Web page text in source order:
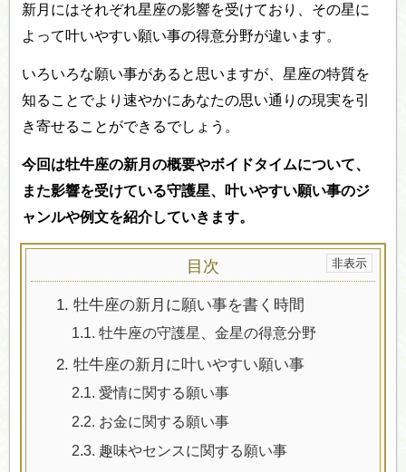
新月にはそれぞれ星座の影響を受けており、その星に
よって叶いやすい願い事の得意分野が違います。
いろいろな願い事があると思いますが、星座の特質を
知ることでより速やかにあなたの思い通りの現実を引
き寄せることができるでしょう。
今回は牡牛座の新月の概要やボイドタイムについて、
また影響を受けている守護星、叶いやすい願い事のジ
ャンルや例文を紹介していきます。
目次
1. 牡牛座の新月に願い事を書く時間
1.1. 牡牛座の守護星、金星の得意分野
2. 牡牛座の新月に叶いやすい願い事
2.1. 愛情に関する願い事
2.2. お金に関する願い事
2.3. 趣味やセンスに関する願い事